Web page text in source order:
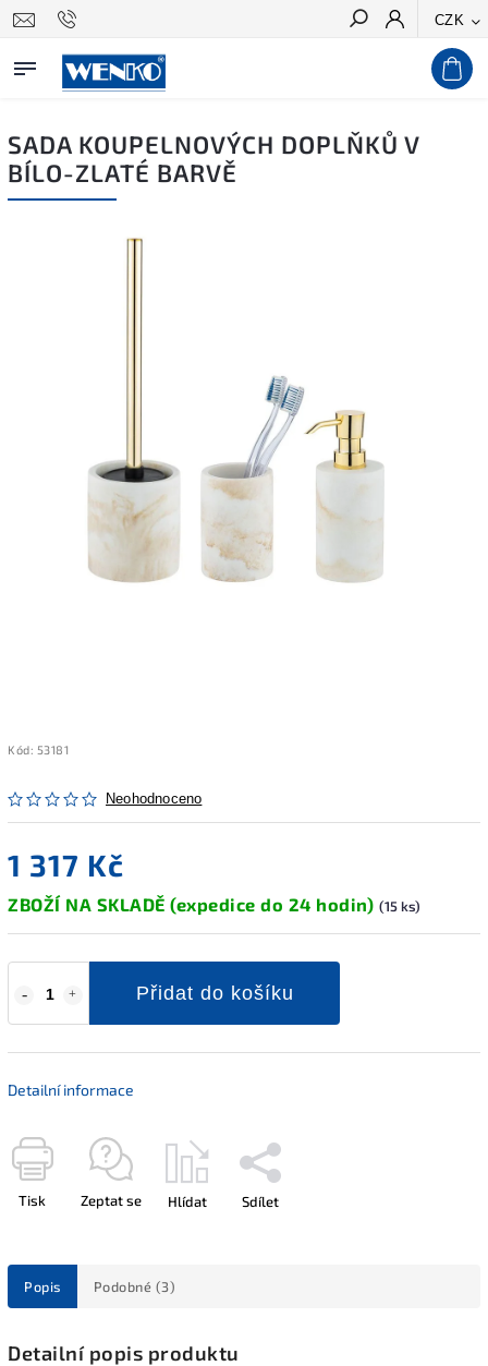
CZK
Hledat
SADA KOUPELNOVÝCH DOPLŇKŮ V
BÍLO-ZLATÉ BARVĚ
Kód: 53181
Neohodnoceno
1 317 Kč
ZBOŽÍ NA SKLADĚ (expedice do 24 hodin) (15 ks)
Přidat do košíku
Detailní informace
Tisk Zeptat se Hlídat Sdílet
Popis Podobné (3)
Detailní popis produktu